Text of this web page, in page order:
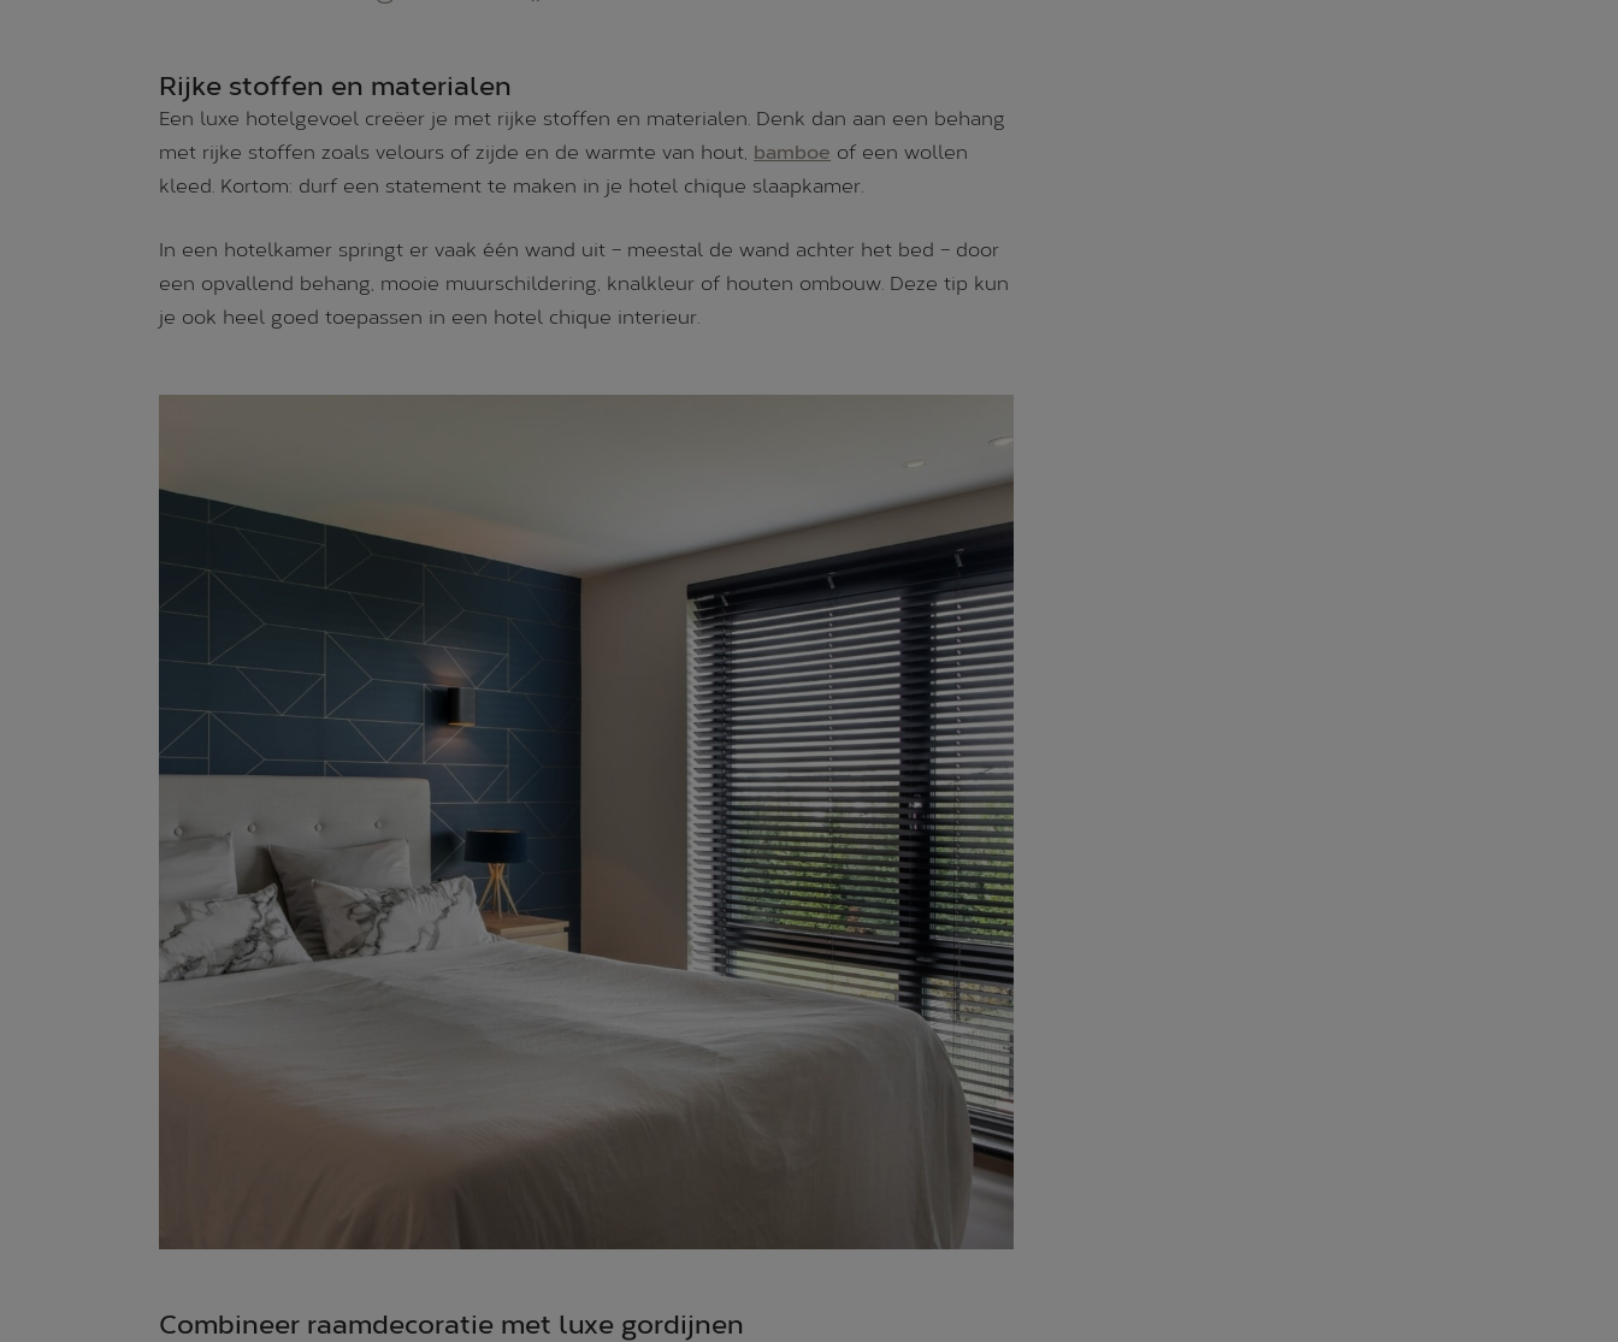
Rijke stoffen en materialen
Een luxe hotelgevoel creëer je met rijke stoffen en materialen. Denk dan aan een behang
met rijke stoffen zoals velours of zijde en de warmte van hout, bamboe of een wollen
kleed. Kortom: durf een statement te maken in je hotel chique slaapkamer.
In een hotelkamer springt er vaak één wand uit – meestal de wand achter het bed – door
een opvallend behang, mooie muurschildering, knalkleur of houten ombouw. Deze tip kun
je ook heel goed toepassen in een hotel chique interieur.
Combineer raamdecoratie met luxe gordijnen